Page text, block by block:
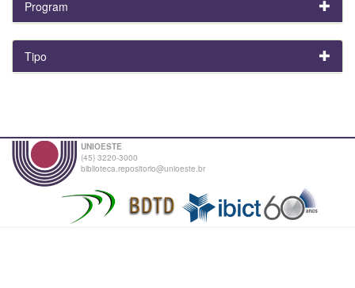
Program
Tipo
UNIOESTE
(45) 3220-3000
biblioteca.repositorio@unioeste.br